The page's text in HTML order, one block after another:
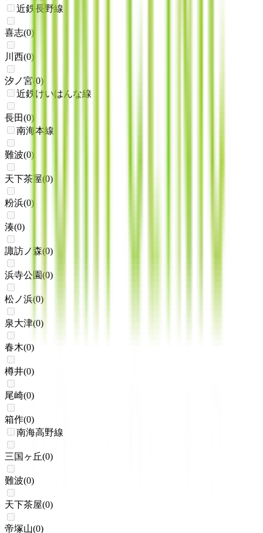
近鉄長野線
喜志(0)
川西(0)
汐ノ宮(0)
近鉄けいはんな線
長田(0)
南海本線
難波(0)
天下茶屋(0)
粉浜(0)
湊(0)
諏訪ノ森(0)
浜寺公園(0)
松ノ浜(0)
泉大津(0)
春木(0)
樽井(0)
尾崎(0)
箱作(0)
南海高野線
三国ヶ丘(0)
難波(0)
天下茶屋(0)
帝塚山(0)